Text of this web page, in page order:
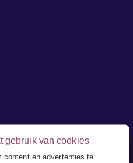
gebruik van cookies
content en advertenties te